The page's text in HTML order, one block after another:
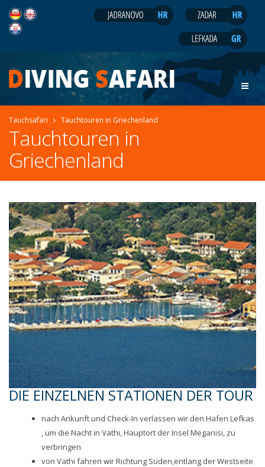
Tauchsafari Tauchtouren in Griechenland
Tauchtouren in
Griechenland
DIE EINZELNEN STATIONEN DER TOUR
nach Ankunft und Check-In verlassen wir den Hafen Lefkas
, um die Nacht in Vathi, Hauptort der Insel Meganisi, zu
verbringen
von Vathi fahren wir Richtung Süden,entlang der Westseite